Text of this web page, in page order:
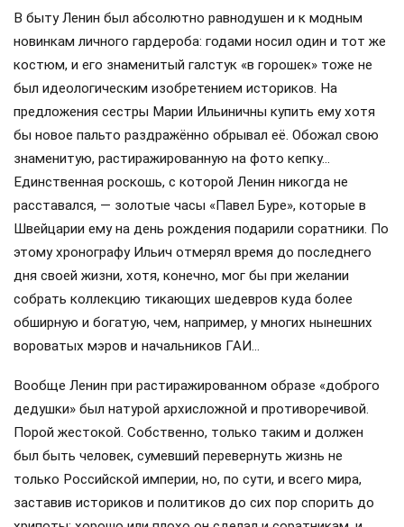
В быту Ленин был абсолютно равнодушен и к модным
новинкам личного гардероба: годами носил один и тот же
костюм, и его знаменитый галстук «в горошек» тоже не
был идеологическим изобретением историков. На
предложения сестры Марии Ильиничны купить ему хотя
бы новое пальто раздражённо обрывал её. Обожал свою
знаменитую, растиражированную на фото кепку…
Единственная роскошь, с которой Ленин никогда не
расставался, — золотые часы «Павел Буре», которые в
Швейцарии ему на день рождения подарили соратники. По
этому хронографу Ильич отмерял время до последнего
дня своей жизни, хотя, конечно, мог бы при желании
собрать коллекцию тикающих шедевров куда более
обширную и богатую, чем, например, у многих нынешних
вороватых мэров и начальников ГАИ…
Вообще Ленин при растиражированном образе «доброго
дедушки» был натурой архисложной и противоречивой.
Порой жестокой. Собственно, только таким и должен
был быть человек, сумевший перевернуть жизнь не
только Российской империи, но, по сути, и всего мира,
заставив историков и политиков до сих пор спорить до